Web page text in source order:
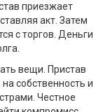
приезжает
акт. Затем
с торгов. Деньги
вещи. Пристав
собственность и
Честное